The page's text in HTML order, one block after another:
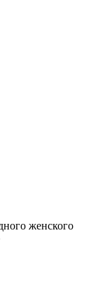
и
женского